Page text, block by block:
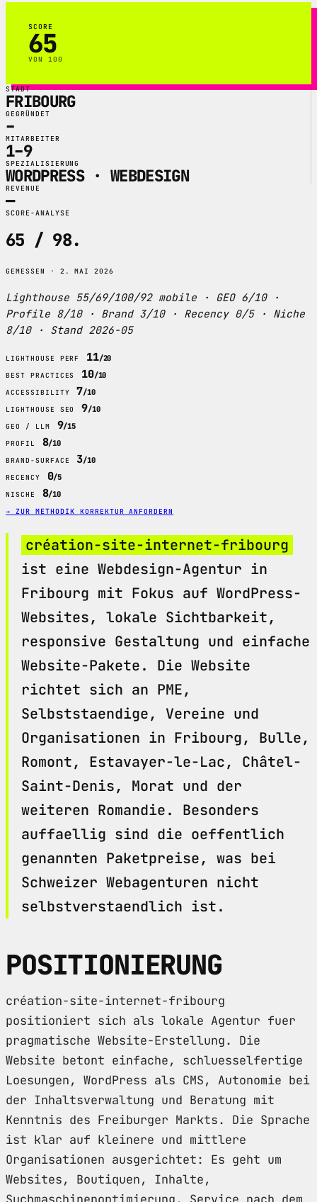
SCORE
65
VON 100
STADT
FRIBOURG
GEGRÜNDET
–
MITARBEITER
1–9
SPEZIALISIERUNG
WORDPRESS · WEBDESIGN
REVENUE
—
SCORE-ANALYSE
65 / 98.
GEMESSEN · 2. MAI 2026
Lighthouse 55/69/100/92 mobile · GEO 6/10 ·
Profile 8/10 · Brand 3/10 · Recency 0/5 · Niche
8/10 · Stand 2026-05
LIGHTHOUSE PERF 11/20
BEST PRACTICES 10/10
ACCESSIBILITY 7/10
LIGHTHOUSE SEO 9/10
GEO / LLM 9/15
PROFIL 8/10
BRAND-SURFACE 3/10
RECENCY 0/5
NISCHE 8/10
→ ZUR METHODIK KORREKTUR ANFORDERN
création-site-internet-fribourg
ist eine Webdesign-Agentur in
Fribourg mit Fokus auf WordPress-
Websites, lokale Sichtbarkeit,
responsive Gestaltung und einfache
Website-Pakete. Die Website
richtet sich an PME,
Selbststaendige, Vereine und
Organisationen in Fribourg, Bulle,
Romont, Estavayer-le-Lac, Châtel-
Saint-Denis, Morat und der
weiteren Romandie. Besonders
auffaellig sind die oeffentlich
genannten Paketpreise, was bei
Schweizer Webagenturen nicht
selbstverstaendlich ist.
POSITIONIERUNG
création-site-internet-fribourg
positioniert sich als lokale Agentur fuer
pragmatische Website-Erstellung. Die
Website betont einfache, schluesselfertige
Loesungen, WordPress als CMS, Autonomie bei
der Inhaltsverwaltung und Beratung mit
Kenntnis des Freiburger Markts. Die Sprache
ist klar auf kleinere und mittlere
Organisationen ausgerichtet: Es geht um
Websites, Boutiquen, Inhalte,